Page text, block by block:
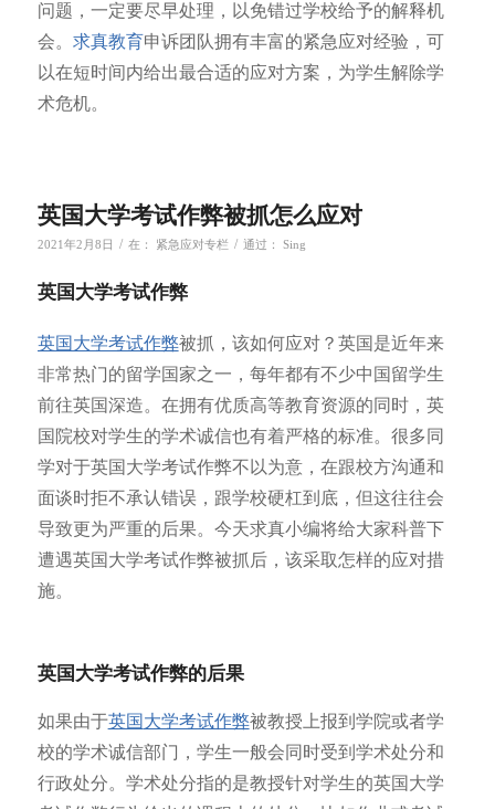
问题，一定要尽早处理，以免错过学校给予的解释机
会。 求真教育申诉团队拥有丰富的紧急应对经验，可
以在短时间内给出最合适的应对方案，为学生解除学
术危机。
英国大学考试作弊被抓怎么应对
2021年2月8日 / 在： 紧急应对专栏 / 通过： Sing
英国大学考试作弊
英国大学考试作弊被抓，该如何应对？英国是近年来
非常热门的留学国家之一，每年都有不少中国留学生
前往英国深造。在拥有优质高等教育资源的同时，英
国院校对学生的学术诚信也有着严格的标准。很多同
学对于英国大学考试作弊不以为意，在跟校方沟通和
面谈时拒不承认错误，跟学校硬杠到底，但这往往会
导致更为严重的后果。今天求真小编将给大家科普下
遭遇英国大学考试作弊被抓后，该采取怎样的应对措
施。
英国大学考试作弊的后果
如果由于英国 大学考试作弊被教授上报到学院或者学
校的学术诚信部门，学生一般会同时受到学术处分和
行政处分。学术处分指的是教授针对学生的英国大学